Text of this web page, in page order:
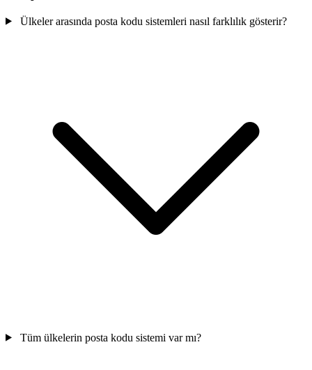
Ülkeler arasında posta kodu sistemleri nasıl farklılık gösterir?
Tüm ülkelerin posta kodu sistemi var mı?